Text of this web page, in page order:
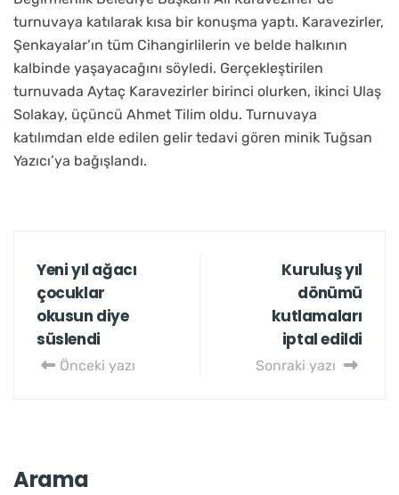
turnuvaya katılarak kısa bir konuşma yaptı. Karavezirler,
Şenkayalar’ın tüm Cihangirlilerin ve belde halkının
kalbinde yaşayacağını söyledi. Gerçekleştirilen
turnuvada Aytaç Karavezirler birinci olurken, ikinci Ulaş
Solakay, üçüncü Ahmet Tilim oldu. Turnuvaya
katılımdan elde edilen gelir tedavi gören minik Tuğsan
Yazıcı’ya bağışlandı.
Yeni yıl ağacı
çocuklar
okusun diye
süslendi
Önceki yazı
Kuruluş yıl
dönümü
kutlamaları
iptal edildi
Sonraki yazı
Arama